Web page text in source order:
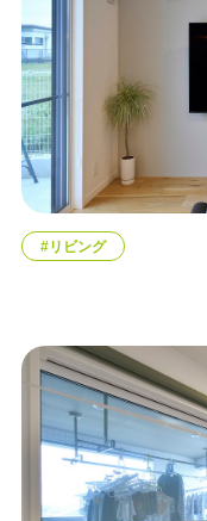
#リビング